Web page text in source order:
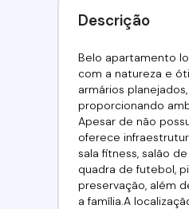
Descrição
Belo apartamento
com a natureza e
armários
proporcionando
Apesar de não
oferece
sala fitness, salão
quadra de futebol,
preservação, além
a família.A